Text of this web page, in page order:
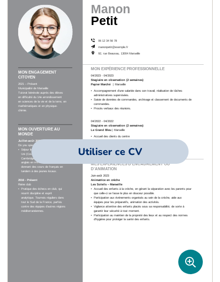
Utiliser ce CV